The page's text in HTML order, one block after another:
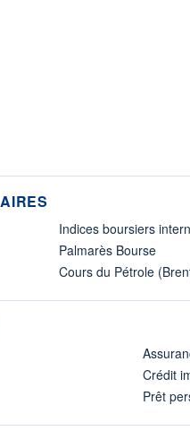
Indices boursiers
Palmarès Bourse
Cours du Pétrole
Crédit
Prêt